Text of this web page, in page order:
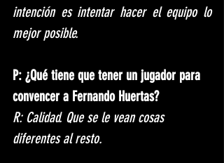
intención es intentar hacer el equipo lo
mejor posible.
P: ¿Qué tiene que tener un jugador para
convencer a Fernando Huertas?
R: Calidad. Que se le vean cosas
diferentes al resto.